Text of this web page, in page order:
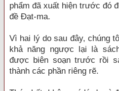
phẩm đã xuất hiện trước đó
đề Đạt-ma.
Vì hai lý do sau đây, chúng
khả năng ngược lại là
được biên soạn trước rồi
thành các phần riêng rẽ.